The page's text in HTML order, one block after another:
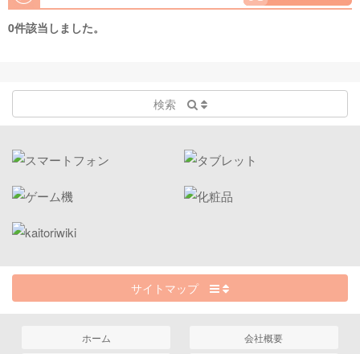
0件該当しました。
検索
サイトマップ
ホーム
会社概要